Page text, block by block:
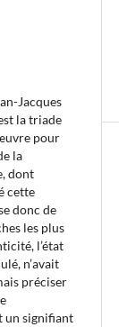
Jacques
la triade
pour
la
dont
cette
donc de
les plus
l’état
n’avait
préciser
un signifiant